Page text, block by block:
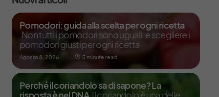
Pomodori: guida alla scelta per ogni ricetta
Non tutti i pomodori sono uguali, e scegliere i
pomodori giusti per ogni ricetta
Agosto 8, 2026 5 minute read
Perché il coriandolo sa di sapone? La
risposta è nel DNA Il coriandolo è una delle